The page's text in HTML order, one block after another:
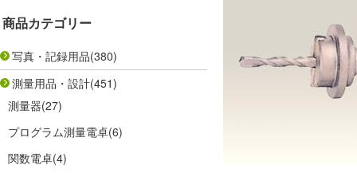
商品カテゴリー
写真・記録用品(380)
測量用品・設計(451)
測量器(27)
プログラム測量電卓(6)
関数電卓(4)